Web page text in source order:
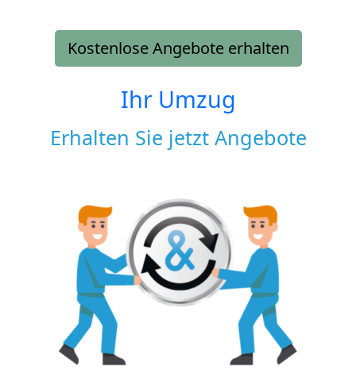
Kostenlose Angebote erhalten
Ihr Umzug
Erhalten Sie jetzt Angebote